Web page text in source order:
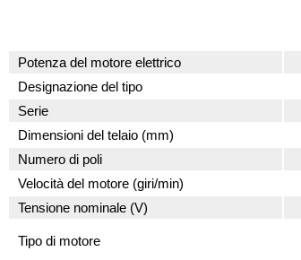
Potenza del motore elettrico
Designazione del tipo
Serie
Dimensioni del telaio (mm)
Numero di poli
Velocità del motore (giri/min)
Tensione nominale (V)
Tipo di motore